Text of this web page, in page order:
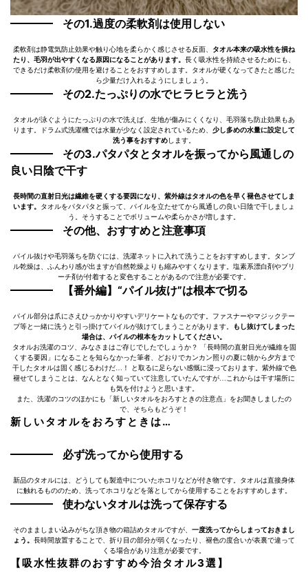
その1.過度の柔軟剤は使用しない
柔軟剤は静電気防止効果や触り心地を柔らかく感じさせる反面、 タオル本来の吸水性を損ね
たり、毛羽が出やすくなる原因になることがあります。 長く吸水性を持続させるためにも、
できるだけ柔軟剤の使用を避けることをおすすめします。タオルが硬くなってきたと感じた
ら少量だけ入れるようにしましょう。
その2.たっぷりの水でヒラヒラと洗う
タオルが泳ぐようにたっぷりの水で洗えば、生地が傷みにくくなり、毛羽落ち防止効果もあ
ります。ドラム式洗濯機では水量が少なく設定されているため、 少し多めの水量に設定して
洗う事をおすすめします。
その3.パタパタとタオルを振ってから風通しの
良い日陰で干す
長時間の直射日光は繊維を硬くする要因になり、紫外線はタオルの色を早く褪色させてしま
います。 タオルをパタパタと振って、パイルを立たせてから風通しの良い日陰で干しましょ
う。そうすることでボリュームや柔らかさが増します。
その他、おすすめと注意事項
パイル抜けや毛羽落ちを防ぐには、洗濯ネットに入れて洗うことをおすすめします。タンブ
ル乾燥は、ふんわり感が出ますが自然乾燥よりも縮みやすくなります。塩素系漂白剤やブリ
ーチ剤が付着すると変色することがあるので注意が必要です。
【番外編】“パイル抜け”は根本で切る
パイル部分は爪にさえひっかかりやすいデリケートなものです。ファスナーやマジックテー
プ等と一緒に洗うと引っ掛けてパイルが抜けてしまうことがあります。
もし抜けてしまった
場合は、パイルの根本をカットしてください。
タオルお洗濯のコツ、みなさまはご存じでしたでしょうか？ 「長時間の直射日光が繊維を固
くする要因」になることを知らなかった筆者、どおりでカンカン照りの夏に朝から夕方まで
干したタオルは固く感じるわけだ…！ と取るに足らない感慨に浸っております。紫外線で色
褪せてしまうことは、なんとなく知っていて注意していたんですが…これからは干す場所に
も気を付けようと思います。
また、洗濯のコツのほかにも「新しいタオルをおろすときの注意点」をお聞きしましたの
で、そちらもどうぞ！
新しいタオルをおろすときは…
必ず洗ってから使用する
新品のタオルには、どうしても製造中についたホコリなどが付き物です。タオルは直接身体
に触れるもののため、洗ってホコリなどを落としてから使用することをおすすめします。
使わないタオルは洗って保存する
そのまましまい込みがちな頂き物の箱詰めタオルですが、 一度洗ってからしまっておきまし
ょう。 長時間放置することで、折り目の部分が弱くなったり、褪色の度合いが表裏で違って
くる場合があり注意が必要です。
【吸水性抜群のおすすめ今治タオル3選】